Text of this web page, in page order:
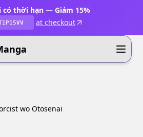
có thời hạn — Giảm 15%
at checkout
wo Otosenai